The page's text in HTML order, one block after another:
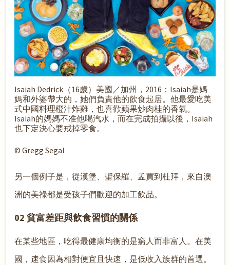
Isaiah Dedrick（16歲）美國／加州，2016：Isaiah是媽
媽和外婆帶大的，她們負責他的飲食起居。他最愛吃美
式中國料理橙汁炸雞，也喜歡蘋果炒肉桂的香氣。
Isaiah的媽媽不准他喝汽水，而在完成拍攝以後，Isaiah
也下定決心要戒掉零食。
© Gregg Segal
另一個例子是，從漢堡、聖保羅、孟買到杜拜，來自澳
洲的美祿都是受孩子們歡迎的加工飲品。
02 貧富差距與飲食習慣的關係
在某些地區，吃得最健康均衡的是窮人而非富人。在美
國，速食因為相對便宜且快速，是低收入族群的首選。